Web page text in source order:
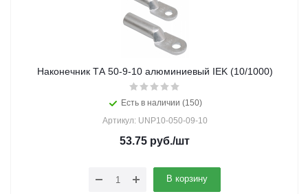
Наконечник ТА 50-9-10 алюминиевый IEK (10/1000)
Есть в наличии (150)
Артикул: UNP10-050-09-10
53.75 руб./шт
В корзину